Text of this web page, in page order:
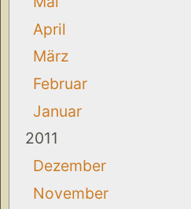
April
März
Februar
Januar
2011
Dezember
November